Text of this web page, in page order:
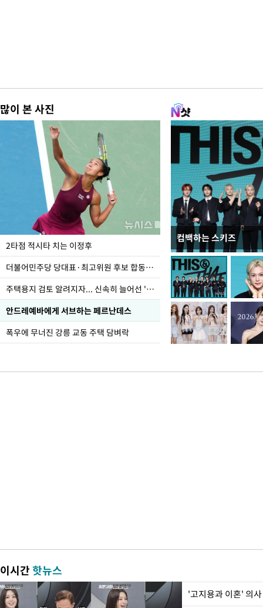
많이 본 사진
2타점 적시타 치는 이정후
더불어민주당 당대표·최고위원 후보 합동연설회
주택용지 검토 알려지자... 신속히 늘어선 '근조화환'
안드레예바에게 서브하는 페르난데스
폭우에 무너진 강릉 교동 주택 담벼락
컴백하는 스키즈
이번주 국회에는 무
이시간핫뉴스
'고지용과 이혼' 의